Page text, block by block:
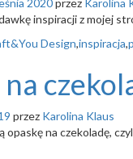
inspiracji z mojej
Design,inspiracja,
przez Karolina Klaus
na czekoladę,